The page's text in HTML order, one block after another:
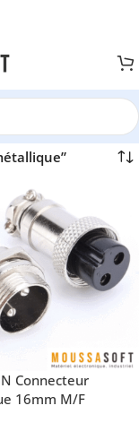
Connecteur
16mm M/F